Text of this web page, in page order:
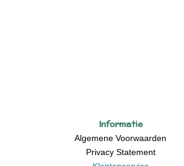
Informatie
Algemene Voorwaarden
Privacy Statement